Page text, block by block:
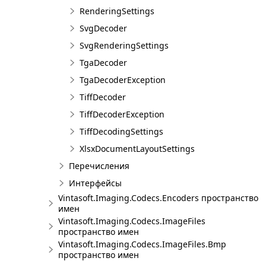
RenderingSettings
SvgDecoder
SvgRenderingSettings
TgaDecoder
TgaDecoderException
TiffDecoder
TiffDecoderException
TiffDecodingSettings
XlsxDocumentLayoutSettings
Перечисления
Интерфейсы
Vintasoft.Imaging.Codecs.Encoders пространство
имен
Vintasoft.Imaging.Codecs.ImageFiles
пространство имен
Vintasoft.Imaging.Codecs.ImageFiles.Bmp
пространство имен